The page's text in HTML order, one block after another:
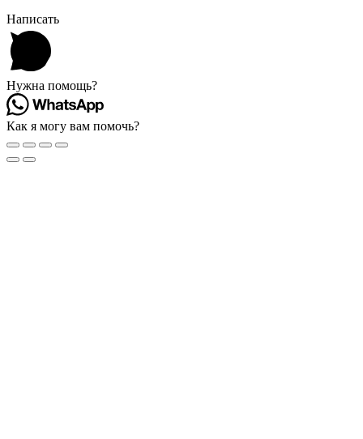
Написать
Нужна помощь?
Как я могу вам помочь?